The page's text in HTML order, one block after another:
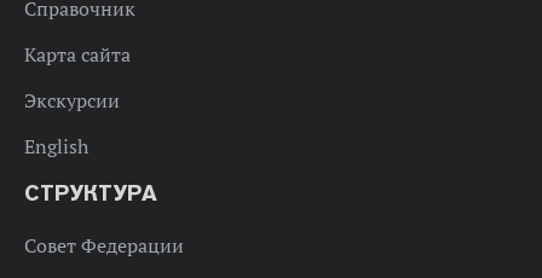
Справочник
Карта сайта
Экскурсии
English
СТРУКТУРА
Совет Федерации